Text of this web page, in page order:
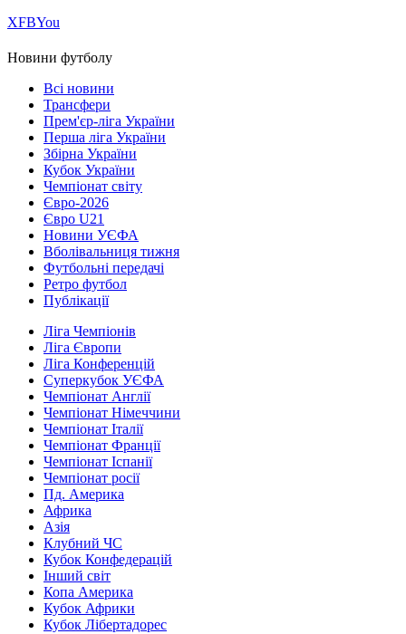
ХFBYou
Новини футболу
Всі новини
Трансфери
Прем'єр-ліга України
Перша ліга України
Збірна України
Кубок України
Чемпіонат світу
Євро-2026
Євро U21
Новини УЄФА
Вболівальниця тижня
Футбольні передачі
Ретро футбол
Публікації
Ліга Чемпіонів
Ліга Європи
Ліга Конференцій
Суперкубок УЄФА
Чемпіонат Англії
Чемпіонат Німеччини
Чемпіонат Італії
Чемпіонат Франції
Чемпіонат Іспанії
Чемпіонат росії
Пд. Америка
Африка
Азія
Клубний ЧС
Кубок Конфедерацій
Інший світ
Копа Америка
Кубок Африки
Кубок Лібертадорес